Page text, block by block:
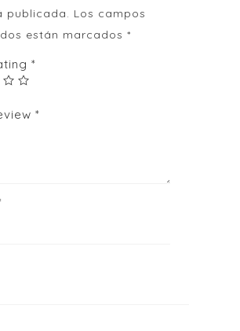
publicada. Los campos
están marcados *
*
*